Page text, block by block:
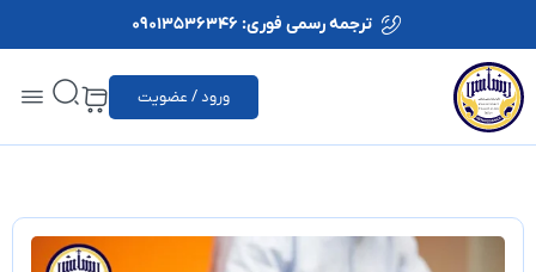
ترجمه رسمی فوری: 09013536346
ورود / عضویت